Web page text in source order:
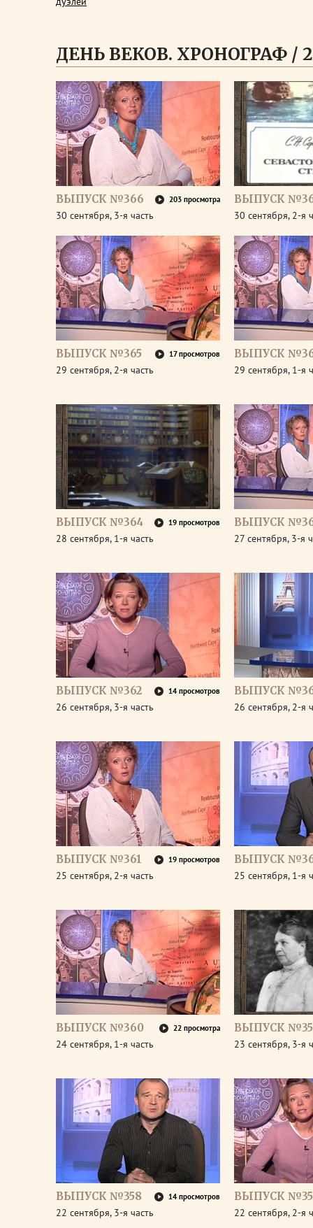
ДЕНЬ ВЕКОВ. ХРОНОГРАФ /
ВЫПУСК №366 203 просмотра
30 сентября, 3-я часть
ВЫПУСК
30 сентября, 2-я
ВЫПУСК №365 17 просмотров
29 сентября, 2-я часть
ВЫПУСК
29 сентября, 1-я
ВЫПУСК №364 19 просмотров
28 сентября, 1-я часть
ВЫПУСК
27 сентября, 3-я
ВЫПУСК №362 14 просмотров
26 сентября, 3-я часть
ВЫПУСК
26 сентября, 2-я
ВЫПУСК №361 19 просмотров
25 сентября, 2-я часть
ВЫПУСК
25 сентября, 1-я
ВЫПУСК №360 22 просмотра
24 сентября, 1-я часть
ВЫПУСК
23 сентября, 3-я
ВЫПУСК №358 14 просмотров
22 сентября, 3-я часть
ВЫПУСК
22 сентября, 2-я